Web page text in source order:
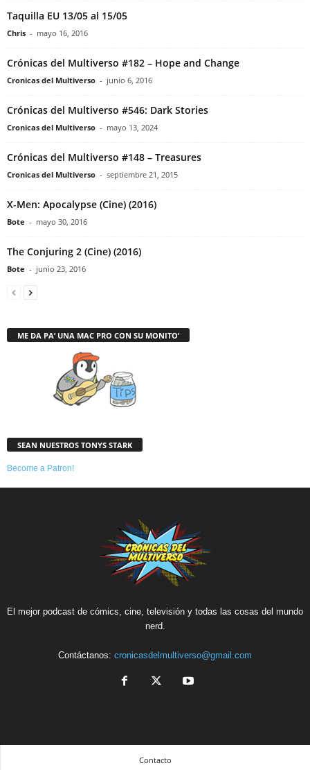
Taquilla EU 13/05 al 15/05
Chris - mayo 16, 2016
Crónicas del Multiverso #182 – Hope and Change
Cronicas del Multiverso - junio 6, 2016
Crónicas del Multiverso #546: Dark Stories
Cronicas del Multiverso - mayo 13, 2024
Crónicas del Multiverso #148 – Treasures
Cronicas del Multiverso - septiembre 21, 2015
X-Men: Apocalypse (Cine) (2016)
Bote - mayo 30, 2016
The Conjuring 2 (Cine) (2016)
Bote - junio 23, 2016
ME DA PA’ UNA MAC PRO CON SU MONITO’
SEAN NUESTROS TONYS STARK
Become a Patron!
El mejor podcast de cómics, cine, televisión y todas las cosas del mundo
nerd.
Contáctanos: cronicasdelmultiverso@gmail.com
Contacto